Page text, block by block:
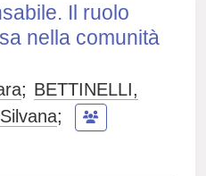
Il ruolo
nella comunità
; BETTINELLI,
;